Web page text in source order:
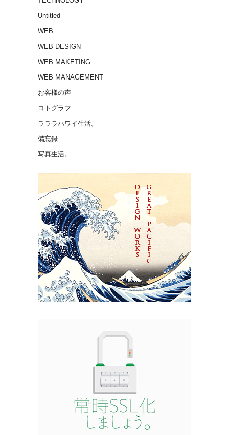
Untitled
WEB
WEB DESIGN
WEB MAKETING
WEB MANAGEMENT
お客様の声
コトグラフ
ラララハワイ生活。
備忘録
写真生活。